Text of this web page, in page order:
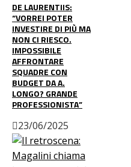
DE LAURENTIIS:
“VORREI POTER
INVESTIRE DI PIÙ MA
NON CI RIESCO.
IMPOSSIBILE
AFFRONTARE
SQUADRE CON
BUDGET DA A.
LONGO? GRANDE
PROFESSIONISTA”
23/06/2025